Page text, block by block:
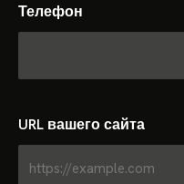
Телефон
URL вашего сайта